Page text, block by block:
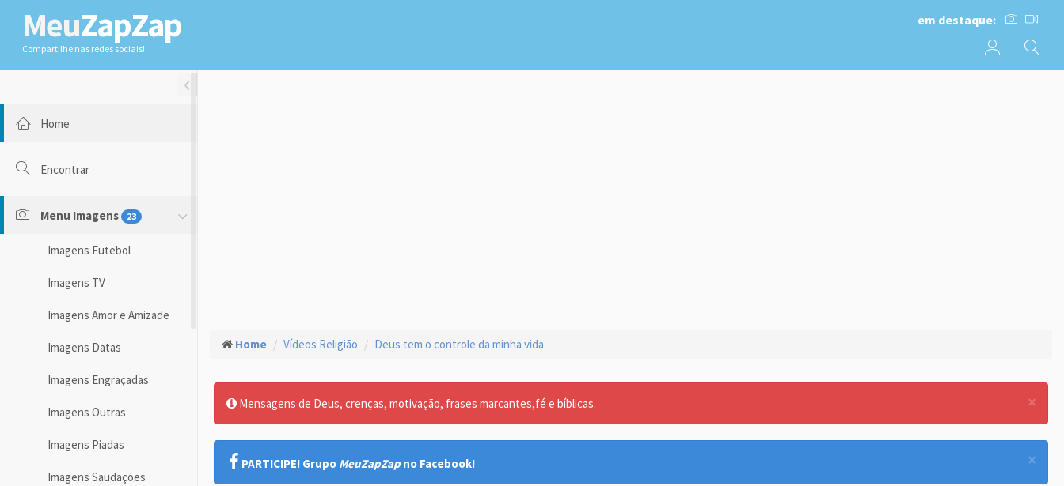
MeuZapZap
Compartilhe nas redes sociais!
em destaque:
Toggle Fullwidth
Home
Encontrar
Menu Imagens 23
Imagens Futebol
Imagens TV
Imagens Amor e Amizade
Imagens Datas
Imagens Engraçadas
Imagens Outras
Imagens Piadas
Imagens Saudações
Home Vídeos Religião Deus tem o controle da minha vida
×
Mensagens de Deus, crenças, motivação, frases marcantes,fé e bíblicas.
×
PARTICIPE! Grupo MeuZapZap no Facebook!